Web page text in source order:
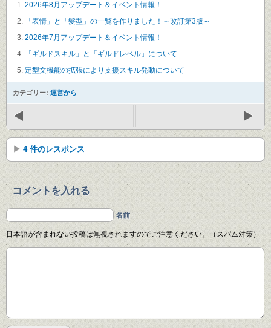
2026年8月アップデート＆イベント情報！
「表情」と「髪型」の一覧を作りました！～改訂第3版～
2026年7月アップデート＆イベント情報！
「ギルドスキル」と「ギルドレベル」について
定型文機能の拡張により支援スキル発動について
カテゴリー: 運営から
4 件のレスポンス
コメントを入れる
名前
日本語が含まれない投稿は無視されますのでご注意ください。（スパム対策）